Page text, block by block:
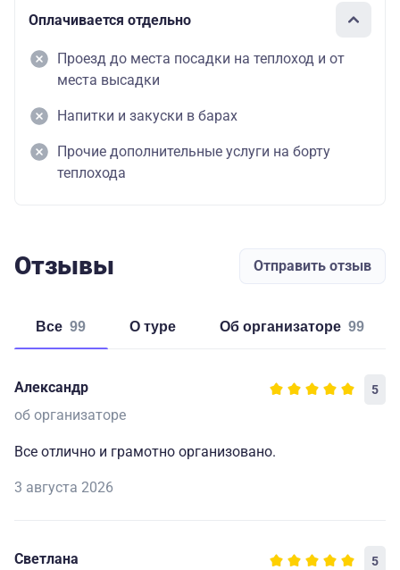
Оплачивается отдельно
Проезд до места посадки на теплоход и от
места высадки
Напитки и закуски в барах
Прочие дополнительные услуги на борту
теплохода
Отзывы Отправить отзыв
Все 99 о туре об организаторе 99
Александр 5
об организаторе
Все отлично и грамотно организовано.
3 августа 2026
Светлана 5